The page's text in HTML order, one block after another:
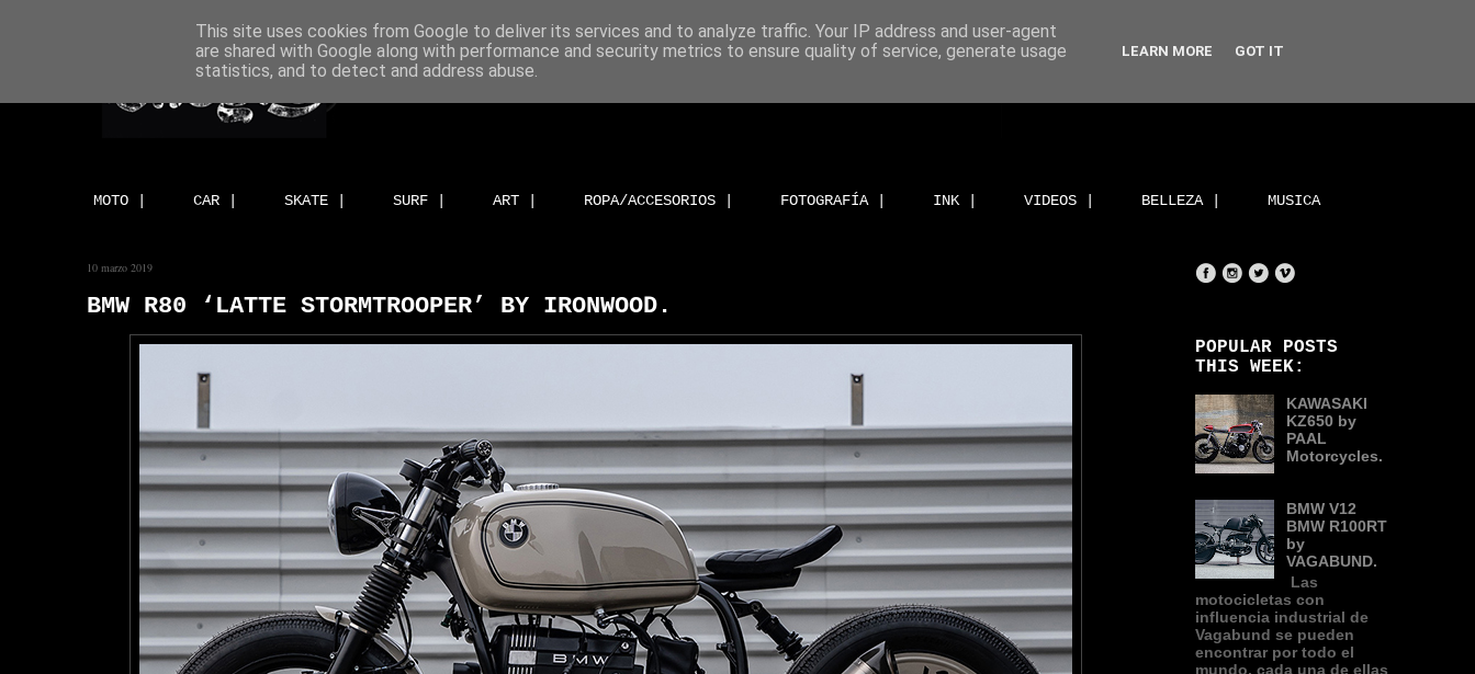
MOTO | CAR | SKATE | SURF | ART | ROPA/ACCESORIOS | FOTOGRAFÍA | INK | VIDEOS | BELLEZA | MUSICA
10 marzo 2019
BMW R80 ‘LATTE STORMTROOPER’ BY IRONWOOD.
POPULAR POSTS
THIS WEEK:
KAWASAKI
KZ650 by
PAAL
Motorcycles.
BMW V12
BMW R100RT
by
VAGABUND.
Las
motocicletas con
influencia industrial de
Vagabund se pueden
encontrar por todo el
mundo, cada una de ellas
This site uses cookies from Google to deliver its services and to analyze traffic. Your IP address and user-agent
are shared with Google along with performance and security metrics to ensure quality of service, generate usage
statistics, and to detect and address abuse.
LEARN MORE GOT IT